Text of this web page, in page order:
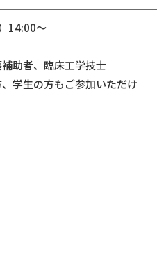
14:00～
助者、臨床工学技士
生の方もご参加いただけ